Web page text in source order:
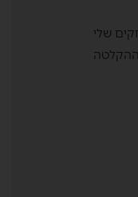
שלי
ההקלטה